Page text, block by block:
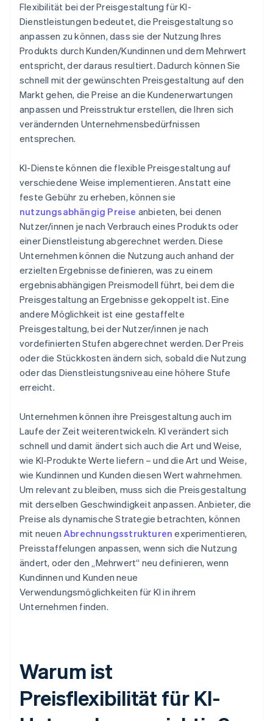
Flexibilität bei der Preisgestaltung für KI-
Dienstleistungen bedeutet, die Preisgestaltung so
anpassen zu können, dass sie der Nutzung Ihres
Produkts durch Kunden/Kundinnen und dem Mehrwert
entspricht, der daraus resultiert. Dadurch können Sie
schnell mit der gewünschten Preisgestaltung auf den
Markt gehen, die Preise an die Kundenerwartungen
anpassen und Preisstruktur erstellen, die Ihren sich
verändernden Unternehmensbedürfnissen
entsprechen.
KI-Dienste können die flexible Preisgestaltung auf
verschiedene Weise implementieren. Anstatt eine
feste Gebühr zu erheben, können sie
nutzungsabhängig Preise anbieten, bei denen
Nutzer/innen je nach Verbrauch eines Produkts oder
einer Dienstleistung abgerechnet werden. Diese
Unternehmen können die Nutzung auch anhand der
erzielten Ergebnisse definieren, was zu einem
ergebnisabhängigen Preismodell führt, bei dem die
Preisgestaltung an Ergebnisse gekoppelt ist. Eine
andere Möglichkeit ist eine gestaffelte
Preisgestaltung, bei der Nutzer/innen je nach
vordefinierten Stufen abgerechnet werden. Der Preis
oder die Stückkosten ändern sich, sobald die Nutzung
oder das Dienstleistungsniveau eine höhere Stufe
erreicht.
Unternehmen können ihre Preisgestaltung auch im
Laufe der Zeit weiterentwickeln. KI verändert sich
schnell und damit ändert sich auch die Art und Weise,
wie KI-Produkte Werte liefern – und die Art und Weise,
wie Kundinnen und Kunden diesen Wert wahrnehmen.
Um relevant zu bleiben, muss sich die Preisgestaltung
mit derselben Geschwindigkeit anpassen. Anbieter, die
Preise als dynamische Strategie betrachten, können
mit neuen Abrechnungsstrukturen experimentieren,
Preisstaffelungen anpassen, wenn sich die Nutzung
ändert, oder den „Mehrwert“ neu definieren, wenn
Kundinnen und Kunden neue
Verwendungsmöglichkeiten für KI in ihrem
Unternehmen finden.
Warum ist
Preisflexibilität für KI-